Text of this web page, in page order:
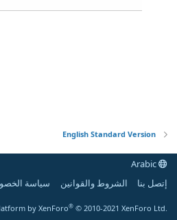
English Standard Version
إتصل بنا
الشروط والقوانين سياسة
by XenForo® © 2010-2021 XenForo Ltd.